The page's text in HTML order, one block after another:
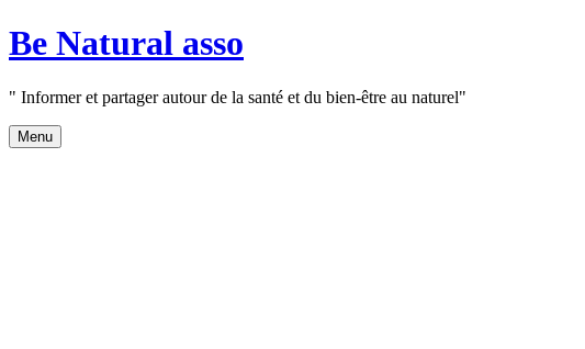
Aller
au
Be Natural asso
" Informer et partager autour de la santé et du bien-être au naturel"
Menu